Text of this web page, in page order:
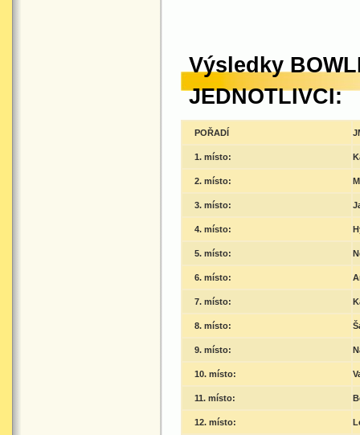
Výsledky
JEDNOTLIVCI:
POŘADÍ
1. místo:
2. místo:
3. místo:
4. místo:
5. místo:
6. místo:
7. místo:
8. místo:
9. místo:
10. místo:
11. místo:
12. místo: